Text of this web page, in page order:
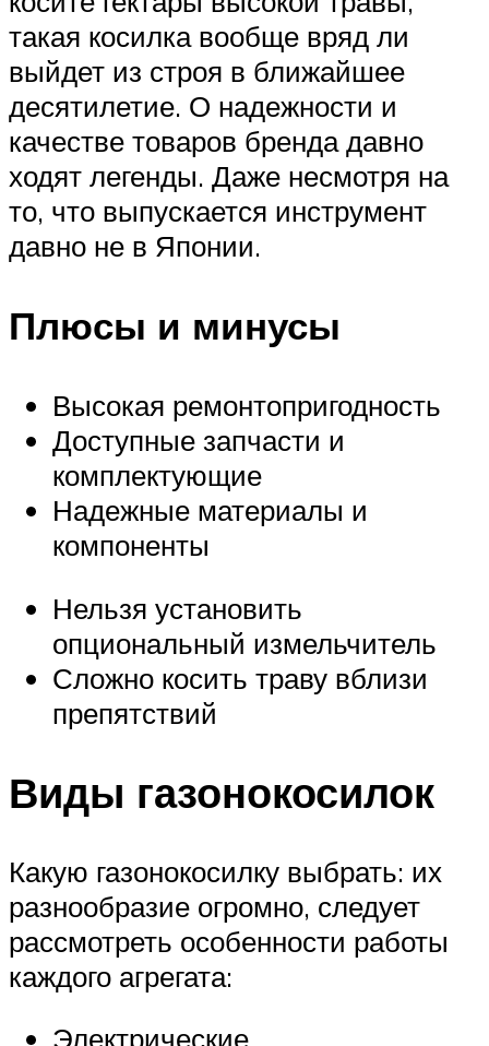
такая косилка вообще вряд ли
выйдет из строя в ближайшее
десятилетие. О надежности и
качестве товаров бренда давно
ходят легенды. Даже несмотря на
то, что выпускается инструмент
давно не в Японии.
Плюсы и минусы
Высокая ремонтопригодность
Доступные запчасти и
комплектующие
Надежные материалы и
компоненты
Нельзя установить
опциональный измельчитель
Сложно косить траву вблизи
препятствий
Виды газонокосилок
Какую газонокосилку выбрать: их
разнообразие огромно, следует
рассмотреть особенности работы
каждого агрегата:
Электрические